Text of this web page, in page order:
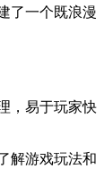
了一个既浪漫
，易于玩家快
解游戏玩法和